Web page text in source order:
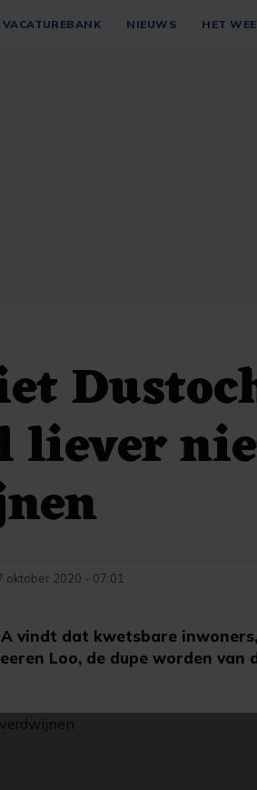
VACATUREBANK NIEUWS HET
liever
vindt dat kwetsbare
Loo, de dupe worden
oktober 2020 - 07:01